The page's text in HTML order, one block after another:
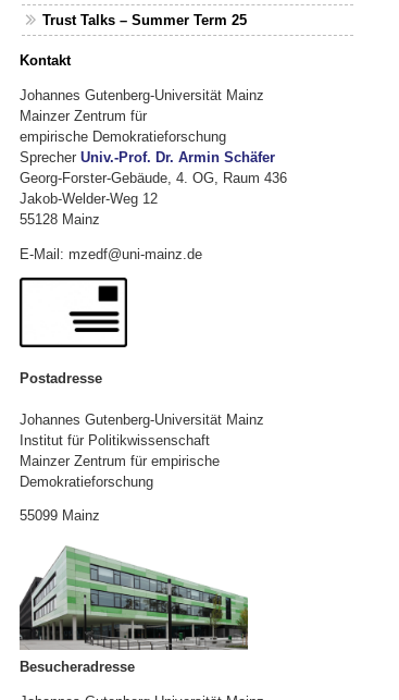
Trust Talks – Summer Term 25
Kontakt
Johannes Gutenberg-Universität Mainz
Mainzer Zentrum für
empirische Demokratieforschung
Sprecher Univ.-Prof. Dr. Armin Schäfer
Georg-Forster-Gebäude, 4. OG, Raum 436
Jakob-Welder-Weg 12
55128 Mainz
E-Mail: mzedf@uni-mainz.de
Postadresse
Johannes Gutenberg-Universität Mainz
Institut für Politikwissenschaft
Mainzer Zentrum für empirische
Demokratieforschung
55099 Mainz
Besucheradresse